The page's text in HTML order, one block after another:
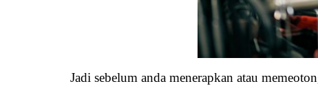
Jadi sebelum anda menerapkan atau